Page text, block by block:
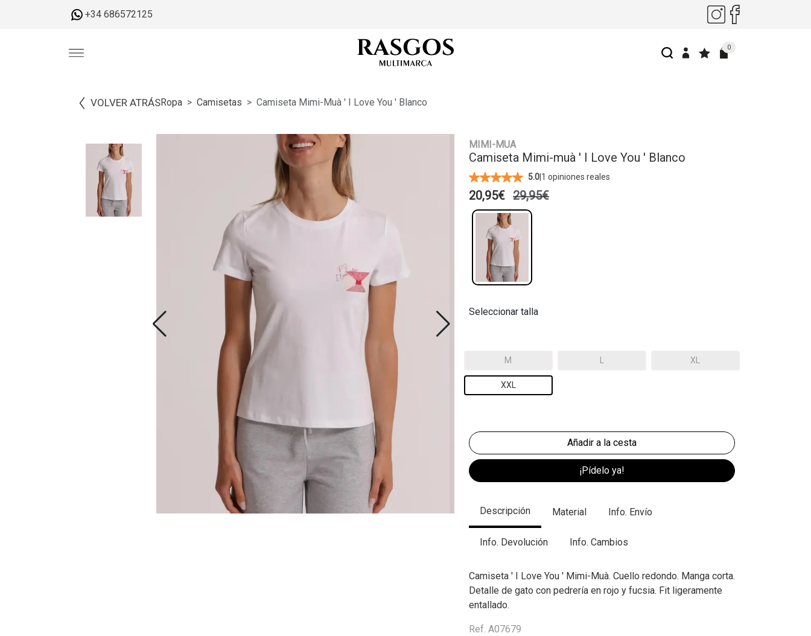
+34 686572125
0
VOLVER ATRÁSRopa Camisetas Camiseta Mimi-Muà ' I Love You ' Blanco
MIMI-MUA
Camiseta Mimi-muà ' I Love You ' Blanco
5.0 1 opiniones reales
20,95€ 29,95€
Seleccionar talla
M L XL
XXL
¡Pídelo ya!
Descripción Material Info. Envío
Info. Devolución Info. Cambios
Camiseta ' I Love You ' Mimi-Muà. Cuello redondo. Manga corta.
Detalle de gato con pedrería en rojo y fucsia. Fit ligeramente
entallado.
Ref. A07679